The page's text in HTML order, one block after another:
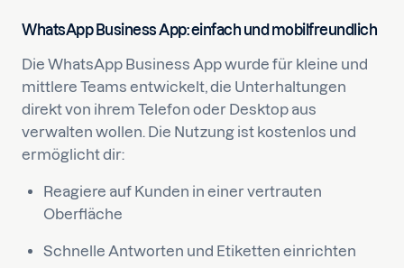
WhatsApp Business App: einfach und mobilfreundlich
Die WhatsApp Business App wurde für kleine und
mittlere Teams entwickelt, die Unterhaltungen
direkt von ihrem Telefon oder Desktop aus
verwalten wollen. Die Nutzung ist kostenlos und
ermöglicht dir:
Reagiere auf Kunden in einer vertrauten
Oberfläche
Schnelle Antworten und Etiketten einrichten